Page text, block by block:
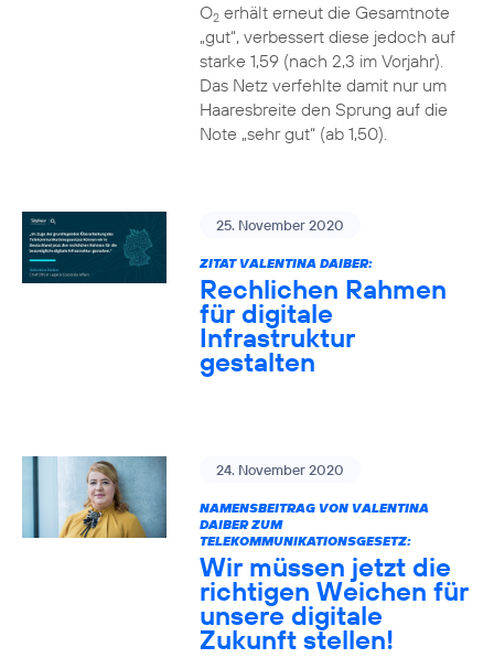
O2erhält erneut die Gesamtnote
„gut“, verbessert diese jedoch auf
starke 1,59 (nach 2,3 im Vorjahr).
Das Netz verfehlte damit nur um
Haaresbreite den Sprung auf die
Note „sehr gut“ (ab 1,50).
25. November 2020
ZITAT VALENTINA DAIBER:
Rechlichen Rahmen
für digitale
Infrastruktur
gestalten
24. November 2020
NAMENSBEITRAG VON VALENTINA
DAIBER ZUM
TELEKOMMUNIKATIONSGESETZ:
Wir müssen jetzt die
richtigen Weichen für
unsere digitale
Zukunft stellen!